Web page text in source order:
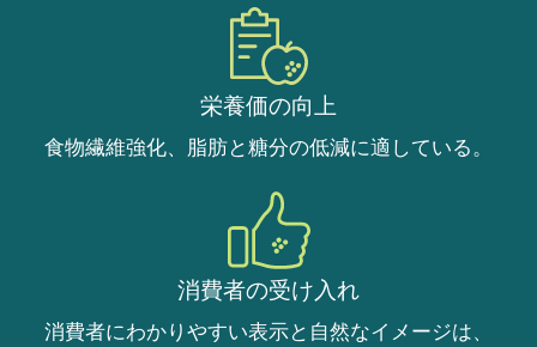
栄養価の向上
食物繊維強化、脂肪と糖分の低減に適している。
消費者の受け入れ
消費者にわかりやすい表示と自然なイメージは、